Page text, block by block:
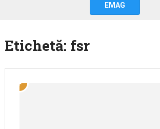
EMAG
Etichetă: fsr